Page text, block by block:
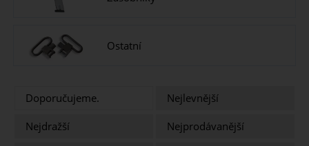
Ostatní
Doporučujeme.
Nejlevnější
Nejdražší
Nejprodávanější